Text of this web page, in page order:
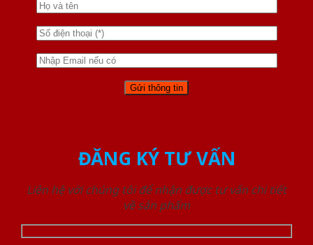
ĐĂNG KÝ TƯ VẤN
Liên hệ với chúng tôi để nhận được tư vấn chi tiết
về sản phẩm